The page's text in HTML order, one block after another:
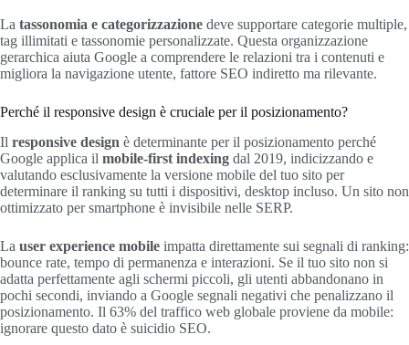
La tassonomia e categorizzazione deve supportare categorie multiple,
tag illimitati e tassonomie personalizzate. Questa organizzazione
gerarchica aiuta Google a comprendere le relazioni tra i contenuti e
migliora la navigazione utente, fattore SEO indiretto ma rilevante.
Perché il responsive design è cruciale per il posizionamento?
Il responsive design è determinante per il posizionamento perché
Google applica il mobile-first indexing dal 2019, indicizzando e
valutando esclusivamente la versione mobile del tuo sito per
determinare il ranking su tutti i dispositivi, desktop incluso. Un sito non
ottimizzato per smartphone è invisibile nelle SERP.
La user experience mobile impatta direttamente sui segnali di ranking:
bounce rate, tempo di permanenza e interazioni. Se il tuo sito non si
adatta perfettamente agli schermi piccoli, gli utenti abbandonano in
pochi secondi, inviando a Google segnali negativi che penalizzano il
posizionamento. Il 63% del traffico web globale proviene da mobile:
ignorare questo dato è suicidio SEO.